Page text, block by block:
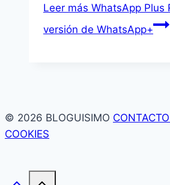
Leer más WhatsApp Plus
versión de WhatsApp+
© 2026 BLOGUISIMO CONTACTO
COOKIES